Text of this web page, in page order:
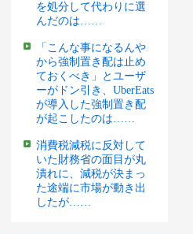
を処分して代わりに選
んだのは……
「こんな事になるんや
から強制置き配は止め
ておくべき」とユーザ
ーがドン引き、UberEats
が導入した強制置き配
が起こしたのは……
消費税減税に反対して
いた財務省の面目が丸
潰れに、減税が決まっ
た途端に市場が動き出
したが……